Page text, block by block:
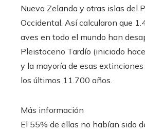
Nueva Zelanda y otras islas del
Occidental. Así calcularon que
aves en todo el mundo han
Pleistoceno Tardío (iniciado
y la mayoría de esas
los últimos 11.700 años.
Más información
El 55% de ellas no habían sido